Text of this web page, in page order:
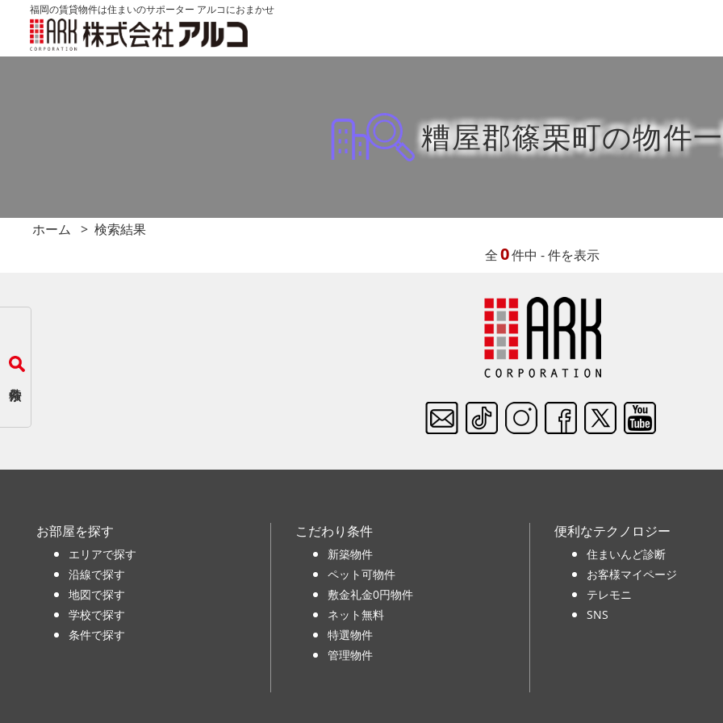
福岡の賃貸物件は住まいのサポーター アルコにおまかせ
糟屋郡篠栗町の物件
ホーム
検索結果
全0件中 - 件を表示
お部屋を探す
エリアで探す
沿線で探す
地図で探す
学校で探す
条件で探す
こだわり条件
新築物件
ペット可物件
敷金礼金0円物件
ネット無料
特選物件
管理物件
便利なテクノロジー
住まいんど診断
お客様マイページ
テレモニ
SNS